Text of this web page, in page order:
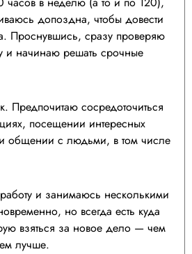
допоздна, чтобы довести
Проснувшись, сразу проверяю
и начинаю решать срочные
Предпочитаю сосредоточиться
посещении интересных
общении с людьми, в том числе
и занимаюсь несколькими
но всегда есть куда
взяться за новое дело — чем
лучше.